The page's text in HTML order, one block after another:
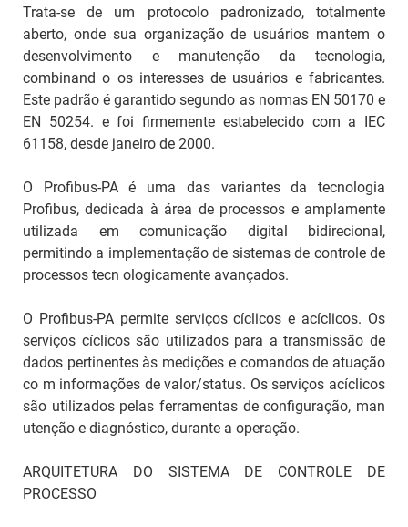
Trata-se de um protocolo padronizado, totalmente
aberto, onde sua organização de usuários mantem o
desenvolvimento e manutenção da tecnologia,
combinand o os interesses de usuários e fabricantes.
Este padrão é garantido segundo as normas EN 50170 e
EN 50254. e foi firmemente estabelecido com a IEC
61158, desde janeiro de 2000.
O Profibus-PA é uma das variantes da tecnologia
Profibus, dedicada à área de processos e amplamente
utilizada em comunicação digital bidirecional,
permitindo a implementação de sistemas de controle de
processos tecn ologicamente avançados.
O Profibus-PA permite serviços cíclicos e acíclicos. Os
serviços cíclicos são utilizados para a transmissão de
dados pertinentes às medições e comandos de atuação
co m informações de valor/status. Os serviços acíclicos
são utilizados pelas ferramentas de configuração, man
utenção e diagnóstico, durante a operação.
ARQUITETURA DO SISTEMA DE CONTROLE DE
PROCESSO